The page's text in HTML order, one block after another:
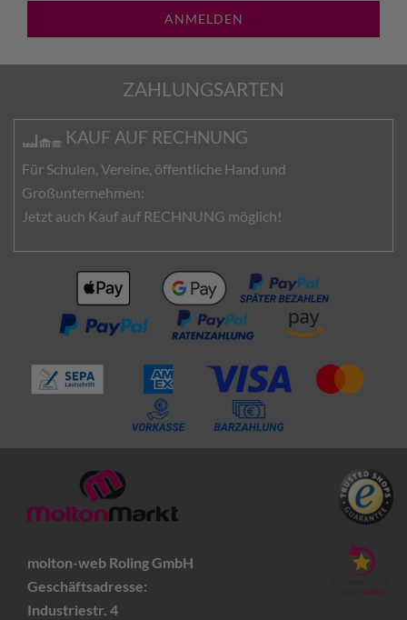
ANMELDEN
ZAHLUNGSARTEN
KAUF AUF RECHNUNG
Für Schulen, Vereine, öffentliche Hand und
Großunternehmen:
Jetzt auch Kauf auf RECHNUNG möglich!
molton-web Roling GmbH
Geschäftsadresse:
Industriestr. 4